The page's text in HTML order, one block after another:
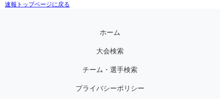
速報トップページに戻る
ホーム
大会検索
チーム・選手検索
プライバシーポリシー